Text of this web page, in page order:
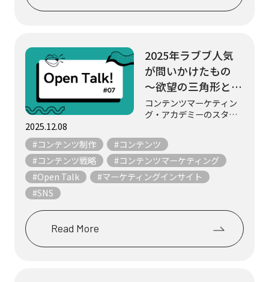
2025.12.08
2025年ラブブ人気
が問いかけたもの
～欲望の三角形とコ
ンテンツマーケティ
ングの本質～
コンテンツマーケティン
グ・アカデミーのスタッ
やコンテンツにまつわる
テーマについて、気まま
にフリートークします。
「みんなが持っているか
ら欲しい」―その感情の
#コンテンツ制作
#コンテンツ
#コンテンツ戦略
#コンテンツマーケティング
#Open Talk
#マーケティングインサイト
#SNS
Read More